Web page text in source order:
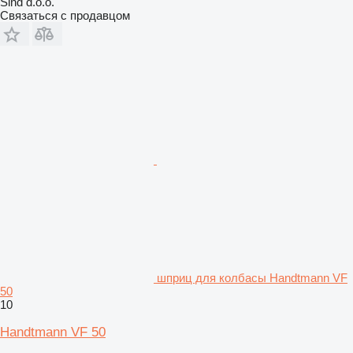
Связаться с продавцом
шприц для колбасы Handtmann VF
50
10
Handtmann VF 50